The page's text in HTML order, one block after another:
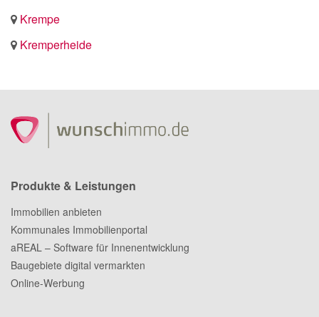
Krempe
Kremperheide
Produkte & Leistungen
Immobilien anbieten
Kommunales Immobilienportal
aREAL – Software für Innenentwicklung
Baugebiete digital vermarkten
Online-Werbung